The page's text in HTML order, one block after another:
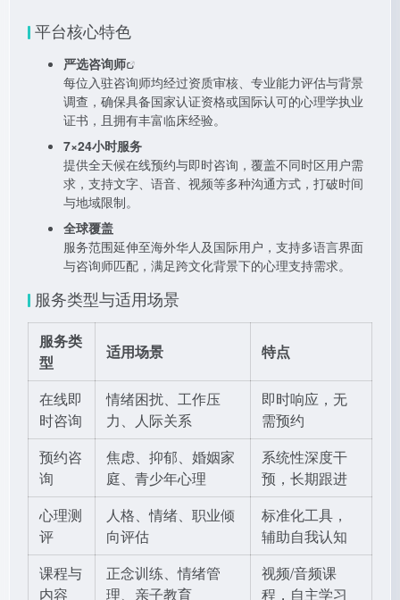
平台核心特色
严选咨询师
每位入驻咨询师均经过资质审核、专业能力评估与背景
调查，确保具备国家认证资格或国际认可的心理学执业
证书，且拥有丰富临床经验。
7×24小时服务
提供全天候在线预约与即时咨询，覆盖不同时区用户需
求，支持文字、语音、视频等多种沟通方式，打破时间
与地域限制。
全球覆盖
服务范围延伸至海外华人及国际用户，支持多语言界面
与咨询师匹配，满足跨文化背景下的心理支持需求。
服务类型与适用场景
服务类
型
适用场景 特点
在线即
时咨询
情绪困扰、工作压
力、人际关系
即时响应，无
需预约
预约咨
询
焦虑、抑郁、婚姻家
庭、青少年心理
系统性深度干
预，长期跟进
心理测
评
人格、情绪、职业倾
向评估
标准化工具，
辅助自我认知
课程与
内容
正念训练、情绪管
理、亲子教育
视频/音频课
程，自主学习